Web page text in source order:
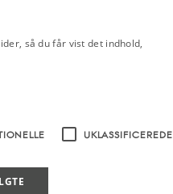
så du får vist det indhold,
UKLASSIFICEREDE